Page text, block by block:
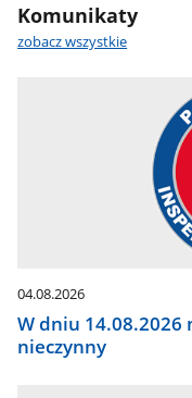
Komunikaty
zobacz wszystkie
04.08.2026
W dniu 14.08.2026
nieczynny